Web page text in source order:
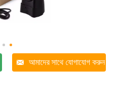
আমাদের সাথে যোগাযোগ করুন